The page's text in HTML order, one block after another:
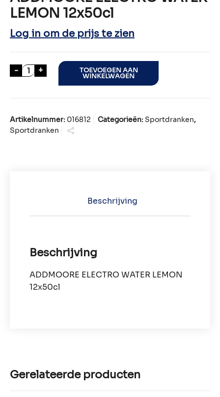
LEMON 12x50cl
Log in om de prijs te zien
- ADDMOORE ELECTRO WATER LEMON 12x50cl
+ TOEVOEGEN AAN
WINKELWAGEN
Artikelnummer: 016812 Categorieën: Sportdranken,
Sportdranken
Beschrijving
Beschrijving
ADDMOORE ELECTRO WATER LEMON
12x50cl
Gerelateerde producten